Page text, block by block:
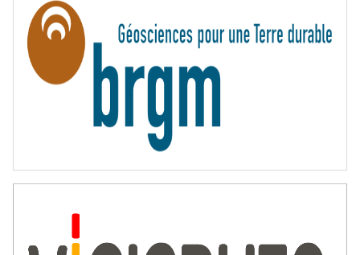
T
É